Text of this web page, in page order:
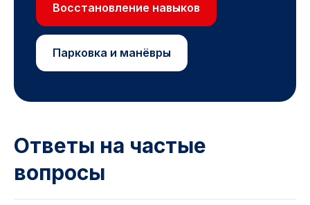
Восстановление навыков
Парковка и манёвры
Ответы на частые
вопросы